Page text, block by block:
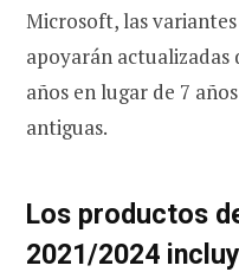
Microsoft, las
apoyarán
años en lugar de 7
antiguas.
Los productos
2021/2024